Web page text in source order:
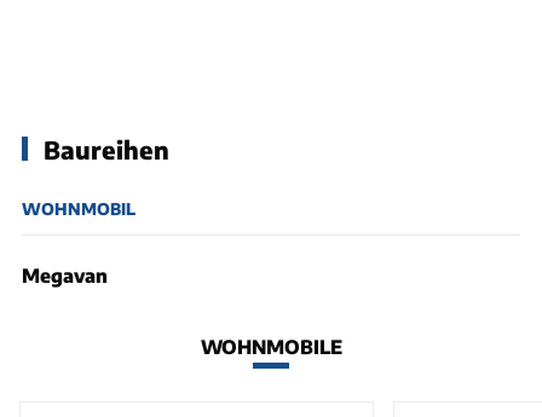
Baureihen
WOHNMOBIL
Megavan
WOHNMOBILE